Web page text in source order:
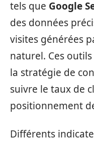
tels que Google
des données
visites générées
naturel. Ces
la stratégie de
suivre le taux de
positionnement
Différents